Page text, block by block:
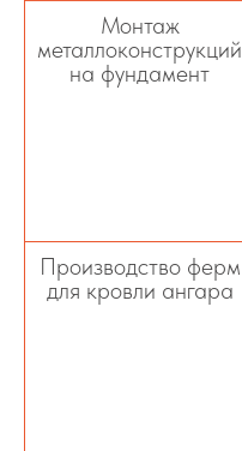
Монтаж
металлоконструкций
на фундамент
Производство ферм
для кровли ангара